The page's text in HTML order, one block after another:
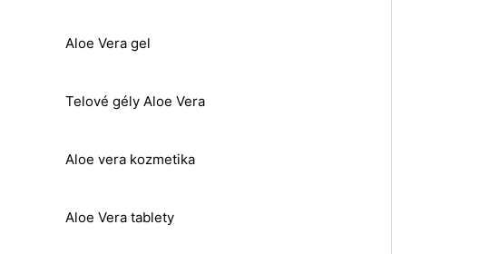
Aloe Vera gel
Telové gély Aloe Vera
Aloe vera kozmetika
Aloe Vera tablety